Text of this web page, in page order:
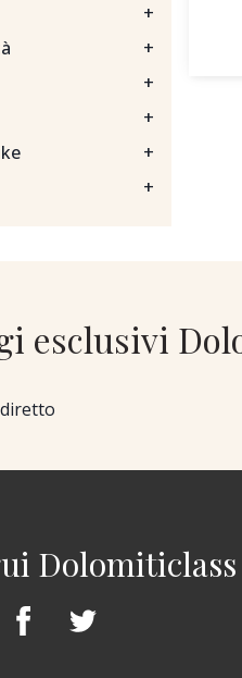
+
+
+
+
+
+
esclusivi
Dolomiticlass